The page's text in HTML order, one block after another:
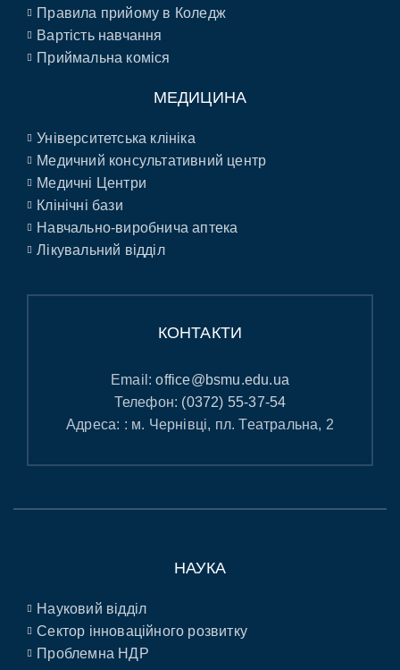
Правила прийому в Коледж
Вартість навчання
Приймальна коміся
МЕДИЦИНА
Університетська клініка
Медичний консультативний центр
Медичні Центри
Клінічні бази
Навчально-виробнича аптека
Лікувальний відділ
КОНТАКТИ
Email:office@bsmu.edu.ua
Телефон: (0372) 55-37-54
Адреса: : м. Чернівці, пл. Театральна, 2
НАУКА
Науковий відділ
Сектор інноваційного розвитку
Проблемна НДР